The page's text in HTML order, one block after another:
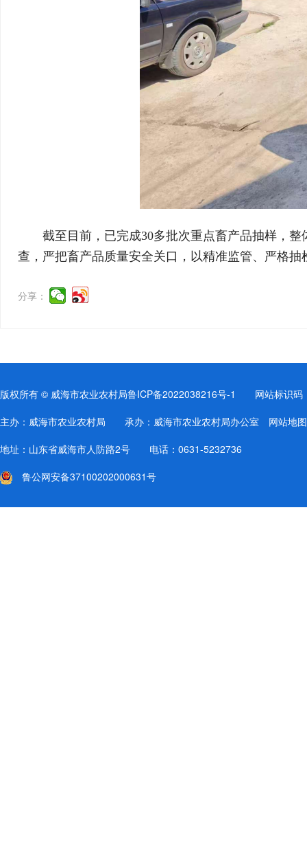
截至目前，已完成30多批次重点畜产品抽样，
查，严把畜产品质量安全关口，以精准监管、严格
分享：
版权所有 © 威海市农业农村局鲁ICP备2022038216号-1
网站标识码
主办：威海市农业农村局 承办：威海市农业农村局办公室 网站地图
地址：山东省威海市人防路2号 电话：0631-5232736
鲁公网安备37100202000631号